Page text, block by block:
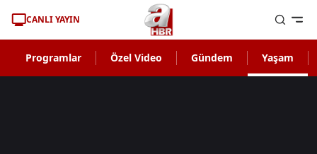
CANLI YAYIN
Programlar Özel Video Gündem Yaşam